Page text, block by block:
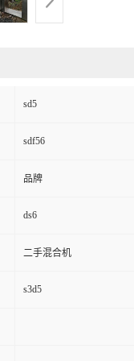
sd5
sdf56
品牌
ds6
二手混合机
s3d5